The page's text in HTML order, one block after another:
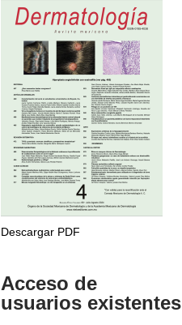
Descargar PDF
Acceso de
usuarios existentes